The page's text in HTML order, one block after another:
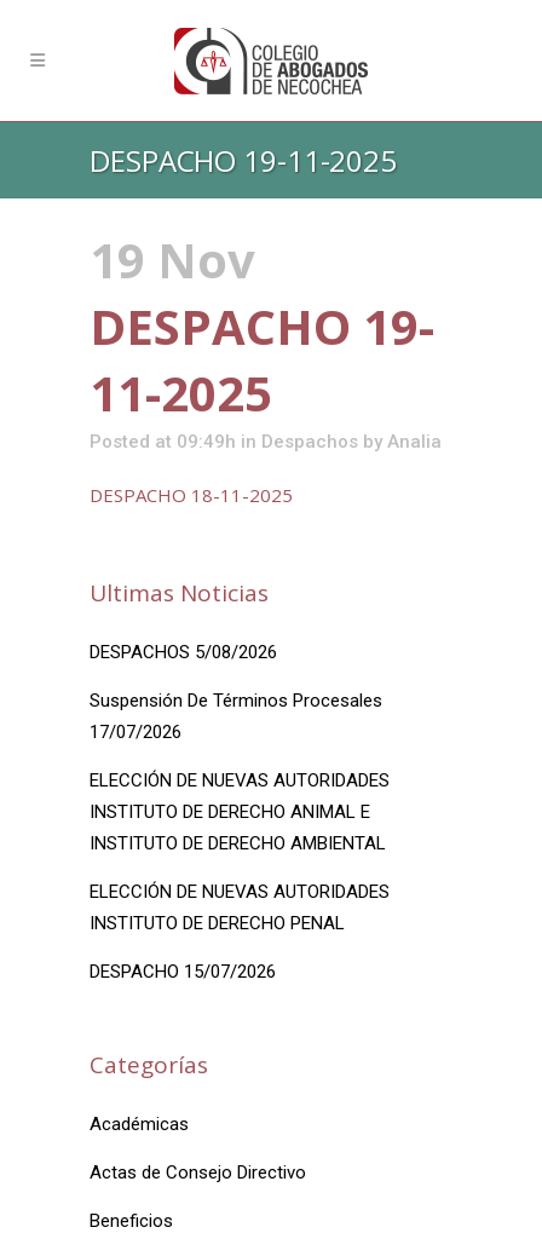
DESPACHO 19-11-2025
19 Nov
DESPACHO 19-
11-2025
Posted at 09:49h in Despachos by Analia
DESPACHO 18-11-2025
Ultimas Noticias
DESPACHOS 5/08/2026
Suspensión De Términos Procesales
17/07/2026
ELECCIÓN DE NUEVAS AUTORIDADES
INSTITUTO DE DERECHO ANIMAL E
INSTITUTO DE DERECHO AMBIENTAL
ELECCIÓN DE NUEVAS AUTORIDADES
INSTITUTO DE DERECHO PENAL
DESPACHO 15/07/2026
Categorías
Académicas
Actas de Consejo Directivo
Beneficios